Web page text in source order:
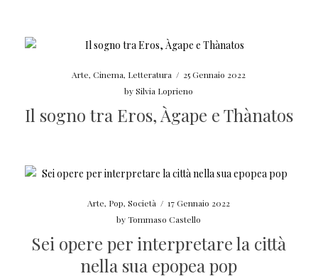
Arte,Cinema, Letteratura / 25 Gennaio 2022
bySilvia Loprieno
Il sogno tra Eros, Àgape e Thànatos
Arte, Pop,Società / 17 Gennaio 2022
byTommaso Castello
Sei opere per interpretare la città
nella sua epopea pop